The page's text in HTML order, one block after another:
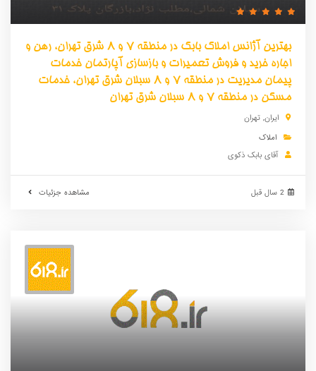
بهترین آژانس املاک بابک در منطقه 7 و 8 شرق تهران، رهن و
اجاره خرید و فروش تعمیرات و بازسازی آپارتمان خدمات
پیمان مدیریت در منطقه 7 و 8 سبلان شرق تهران، خدمات
مسکن در منطقه 7 و 8 سبلان شرق تهران
ایران, تهران
املاک
آقای بابک ذکوی
مشاهده جزئیات 2 سال قبل